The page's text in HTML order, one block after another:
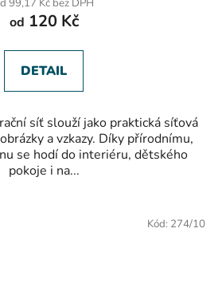
je
5,0
5
hvězdiček.
99,17 Kč bez DPH
od 120 Kč
DETAIL
síť slouží jako praktická síťová
a vzkazy. Díky přírodnímu,
se hodí do interiéru, dětského
pokoje i na...
Kód: 274/10